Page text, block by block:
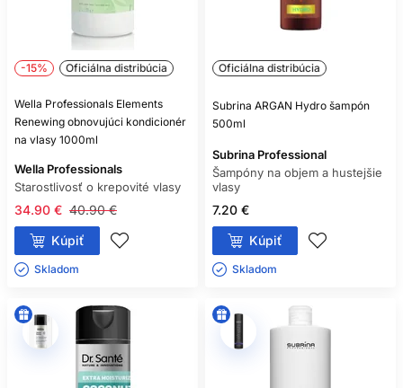
ZÁKAZNÍKOV
AKO ČASTO POUŽÍVAŤ MASKU
NA SUCHÉ VLASY?
Zvyčajne raz až dvakrát týždenne, no riaďte sa návodom a
MÔŽU BYŤ KORIENKY MASTNÉ A
KONČEKY SUCHÉ?
Áno. Šampón sústreďte na pokožku a výživné produkty na
dĺžky.
ALEBO SUCHÉ VLASY?
Závisí od produktu. Malé množstvo možno často použiť na
vlhké dĺžky aj na suché končeky.
-15% Oficiálna distribúcia
Wella Professionals Elements
Renewing obnovujúci kondicionér
na vlasy 1000ml
Wella Professionals
Starostlivosť o krepovité vlasy
40.90 €
34.90 €
Kúpiť
Skladom ㅤ
Oficiálna distribúcia
Subrina ARGAN Hydro šampón
500ml
Subrina Professional
Šampóny na objem a hustejšie
vlasy
7.20 €
Kúpiť
Skladom ㅤ